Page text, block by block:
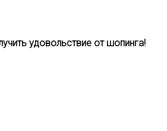
удовольствие от шопинга!